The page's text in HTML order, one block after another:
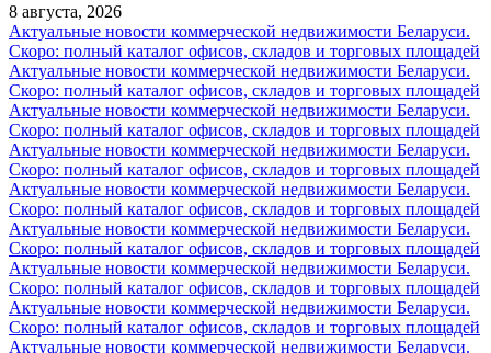
8 августа, 2026
Актуальные новости коммерческой недвижимости Беларуси.
Скоро: полный каталог офисов, складов и торговых площадей
Актуальные новости коммерческой недвижимости Беларуси.
Скоро: полный каталог офисов, складов и торговых площадей
Актуальные новости коммерческой недвижимости Беларуси.
Скоро: полный каталог офисов, складов и торговых площадей
Актуальные новости коммерческой недвижимости Беларуси.
Скоро: полный каталог офисов, складов и торговых площадей
Актуальные новости коммерческой недвижимости Беларуси.
Скоро: полный каталог офисов, складов и торговых площадей
Актуальные новости коммерческой недвижимости Беларуси.
Скоро: полный каталог офисов, складов и торговых площадей
Актуальные новости коммерческой недвижимости Беларуси.
Скоро: полный каталог офисов, складов и торговых площадей
Актуальные новости коммерческой недвижимости Беларуси.
Скоро: полный каталог офисов, складов и торговых площадей
Актуальные новости коммерческой недвижимости Беларуси.